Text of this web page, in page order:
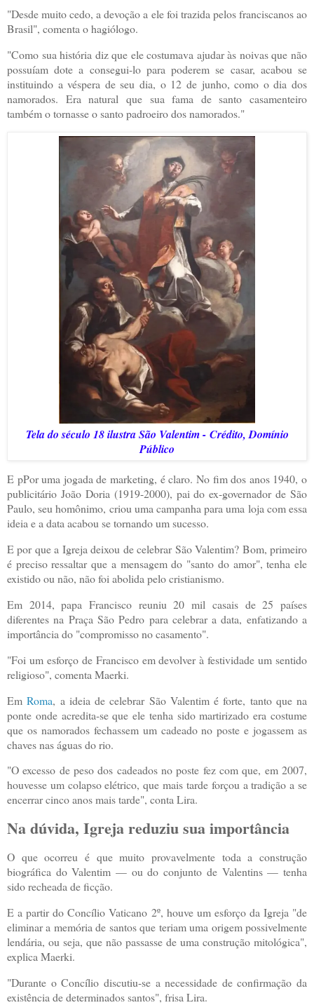
"Desde muito cedo, a devoção a ele foi trazida pelos franciscanos ao
Brasil", comenta o hagiólogo.
"Como sua história diz que ele costumava ajudar às noivas que não
possuíam dote a consegui-lo para poderem se casar, acabou se
instituindo a véspera de seu dia, o 12 de junho, como o dia dos
namorados. Era natural que sua fama de santo casamenteiro
também o tornasse o santo padroeiro dos namorados."
Tela do século 18 ilustra São Valentim - Crédito,Domínio
Público
E pPor uma jogada de marketing, é claro. No fim dos anos 1940, o
publicitário João Doria (1919-2000), pai do ex-governador de São
Paulo, seu homônimo, criou uma campanha para uma loja com essa
ideia e a data acabou se tornando um sucesso.
E por que a Igreja deixou de celebrar São Valentim? Bom, primeiro
é preciso ressaltar que a mensagem do "santo do amor", tenha ele
existido ou não, não foi abolida pelo cristianismo.
Em 2014, papa Francisco reuniu 20 mil casais de 25 países
diferentes na Praça São Pedro para celebrar a data, enfatizando a
importância do "compromisso no casamento".
"Foi um esforço de Francisco em devolver à festividade um sentido
religioso", comenta Maerki.
EmRoma, a ideia de celebrar São Valentim é forte, tanto que na
ponte onde acredita-se que ele tenha sido martirizado era costume
que os namorados fechassem um cadeado no poste e jogassem as
chaves nas águas do rio.
"O excesso de peso dos cadeados no poste fez com que, em 2007,
houvesse um colapso elétrico, que mais tarde forçou a tradição a se
encerrar cinco anos mais tarde", conta Lira.
Na dúvida, Igreja reduziu sua importância
O que ocorreu é que muito provavelmente toda a construção
biográfica do Valentim — ou do conjunto de Valentins — tenha
sido recheada de ficção.
E a partir do Concílio Vaticano 2º, houve um esforço da Igreja "de
eliminar a memória de santos que teriam uma origem possivelmente
lendária, ou seja, que não passasse de uma construção mitológica",
explica Maerki.
"Durante o Concílio discutiu-se a necessidade de confirmação da
existência de determinados santos", frisa Lira.